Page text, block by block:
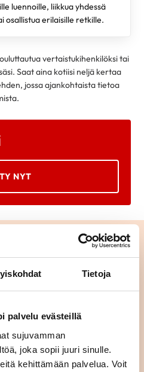
Tietoja
palvelu evästeillä
sujuvamman
joka sopii juuri sinulle.
kehittämään palvelua. Voit
luennoille, liikkua yhdessä
osallistua erilaisille retkille.
vertaistukihenkilöksi tai
Saat aina kotiisi neljä kertaa
jossa ajankohtaista tietoa
NYT